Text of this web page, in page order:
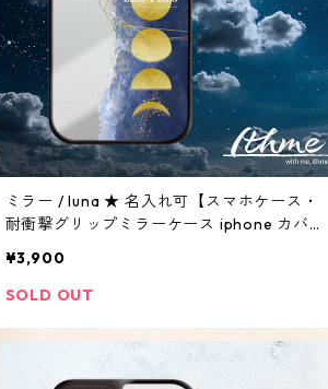
ミラー / luna ★ 名入れ可【スマホケース・
耐衝撃グリップミラーケース iphone カバ
¥3,900
SOLD OUT